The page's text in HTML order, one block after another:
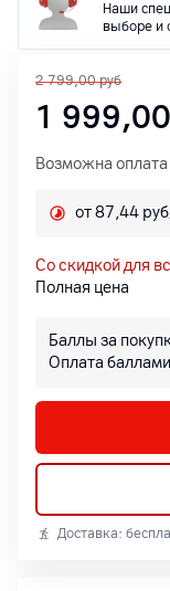
Наши
выборе и
2 799,00 руб
1 999,00
Возможна
от 87,44
со скидкой для
Полная цена
Баллы за
Оплата баллами
Доставка: